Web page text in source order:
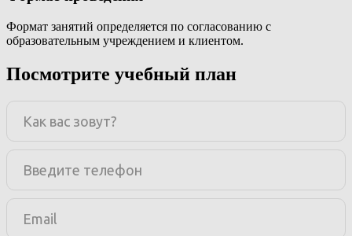
Формат занятий определяется по согласованию с
образовательным учреждением и клиентом.
Посмотрите учебный план